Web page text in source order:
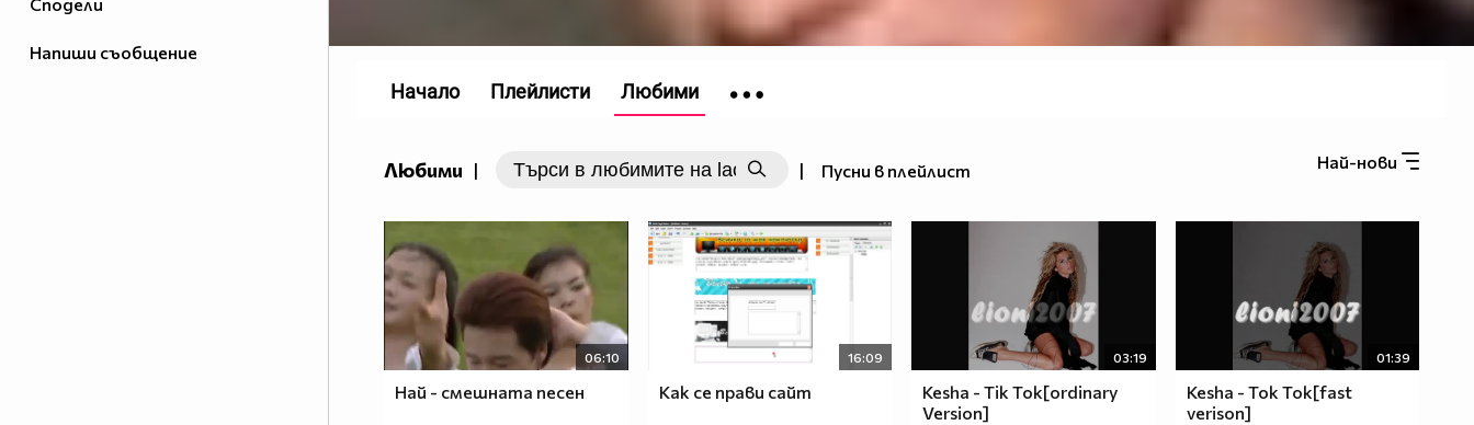
Напиши съобщение
Любими | | Пусни в плейлист Най-нови
06:10
Най - смешната песен
16:09
Как се прави сайт
03:19
Kesha - Tik Tok[ordinary
Version]
01:39
Kesha - Tok Tok[fast
verison]
Начало Плейлисти Любими